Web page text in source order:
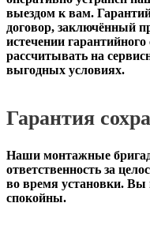
выездом к вам.
договор, заключённый
истечении
рассчитывать на
выгодных условиях.
Гарантия
Наши монтажные
ответственность за
во время установки.
спокойны.